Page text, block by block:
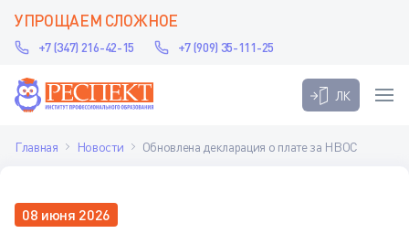
УПРОЩАЕМ СЛОЖНОЕ
+7 (347) 216-42-15 +7 (909) 35-111-25
ЛК
Главная Новости Обновлена декларация о плате за НВОС
08 июня 2026